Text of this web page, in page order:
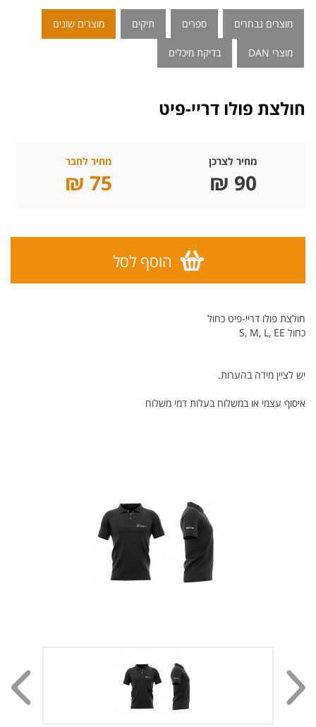
מוצרים נבחרים ספרים תיקים מוצרים שונים
מוצרי DAN בדיקת מיכלים
חולצת פולו דריי-פיט
מחיר לצרכן
90 ₪
מחיר לחבר
75 ₪
הוסף לסל
חולצת פולו דריי-פיט כחול
כחול S, M, L, EE
יש לציין מידה בהערות.
איסוף עצמי או במשלוח בעלות דמי משלוח